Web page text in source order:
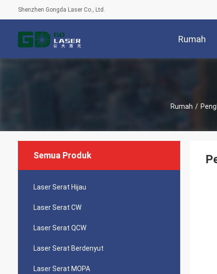
Shenzhen Gongda Laser Co., Ltd.
Rumah
Rumah /
Semua Produk
Laser Serat Hijau
Laser Serat CW
Laser Serat QCW
Laser Serat Berdenyut
Laser Serat MOPA